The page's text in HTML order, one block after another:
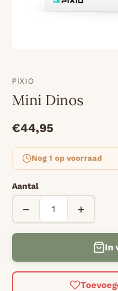
PIXIO
Mini Dinos
€44,95
Nog 1 op voorraad
Aantal
− +
In